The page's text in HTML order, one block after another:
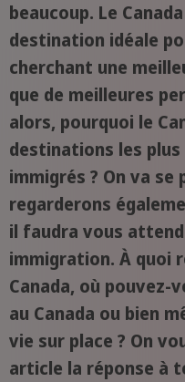
beaucoup. Le
destination idéale
cherchant une
que de meilleures
alors, pourquoi le
destinations les
immigrés ? On va se
regarderons
il faudra vous
immigration. À quoi
Canada, où
au Canada ou bien
vie sur place ? On
article la réponse à